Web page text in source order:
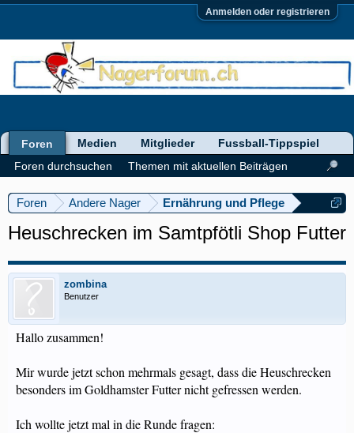
Anmelden oder registrieren
Foren Andere Nager Ernährung und Pflege
Heuschrecken im Samtpfötli Shop Futter
zombina
Benutzer
Hallo zusammen!
Mir wurde jetzt schon mehrmals gesagt, dass die Heuschrecken
besonders im Goldhamster Futter nicht gefressen werden.
Ich wollte jetzt mal in die Runde fragen:
Foren
Foren durchsuchen
Themen mit aktuellen Beiträgen
Medien Mitglieder Fussball-Tippspiel